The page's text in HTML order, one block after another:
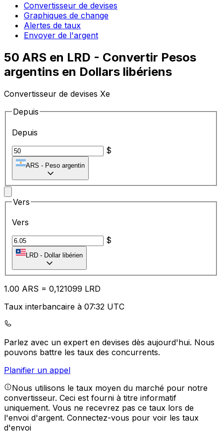
Convertisseur de devises
Graphiques de change
Alertes de taux
Envoyer de l'argent
50 ARS en LRD - Convertir Pesos
argentins en Dollars libériens
Convertisseur de devises Xe
Depuis
Depuis
$
ARS - Peso argentin
Vers
Vers
$
LRD - Dollar libérien
1.00 ARS = 0,121099 LRD
Taux interbancaire à 07:32 UTC
Parlez avec un expert en devises dès aujourd'hui. Nous
pouvons battre les taux des concurrents.
Planifier un appel
Nous utilisons le taux moyen du marché pour notre
convertisseur. Ceci est fourni à titre informatif
uniquement. Vous ne recevrez pas ce taux lors de
l'envoi d'argent. Connectez-vous pour voir les taux
d'envoi